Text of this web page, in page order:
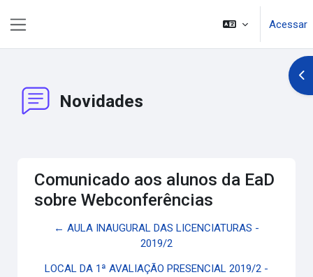
Acessar
Novidades
Comunicado aos alunos da EaD
sobre Webconferências
← AULA INAUGURAL DAS LICENCIATURAS -
2019/2
LOCAL DA 1ª AVALIAÇÃO PRESENCIAL 2019/2 -